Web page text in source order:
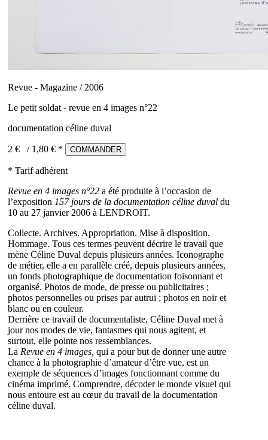
Revue - Magazine / 2006
Le petit soldat - revue en 4 images n°22
documentation céline duval
2 € / 1,80 € * COMMANDER
* Tarif adhérent
Revue en 4 images n°22 a été produite à l’occasion de
l’exposition 157 jours de la documentation céline duval du
10 au 27 janvier 2006 à LENDROIT.
Collecte. Archives. Appropriation. Mise à disposition.
Hommage. Tous ces termes peuvent décrire le travail que
mène Céline Duval depuis plusieurs années. Iconographe
de métier, elle a en parallèle créé, depuis plusieurs années,
un fonds photographique de documentation foisonnant et
organisé. Photos de mode, de presse ou publicitaires ;
photos personnelles ou prises par autrui ; photos en noir et
blanc ou en couleur.
Derrière ce travail de documentaliste, Céline Duval met à
jour nos modes de vie, fantasmes qui nous agitent, et
surtout, elle pointe nos ressemblances.
La Revue en 4 images, qui a pour but de donner une autre
chance à la photographie d’amateur d’être vue, est un
exemple de séquences d’images fonctionnant comme du
cinéma imprimé. Comprendre, décoder le monde visuel qui
nous entoure est au cœur du travail de la documentation
céline duval.